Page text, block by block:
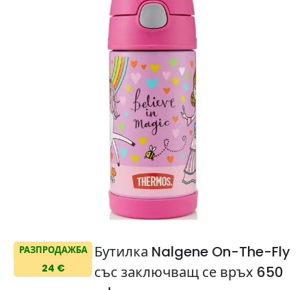
РАЗПРОДАЖБА
24 €
Бутилка Nalgene On-The-Fly
със заключващ се връх 650